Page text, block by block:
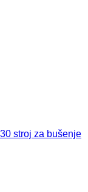
stroj za bušenje